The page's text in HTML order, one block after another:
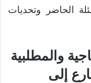
الحاضر وتحديات
والمطلبية
إلى